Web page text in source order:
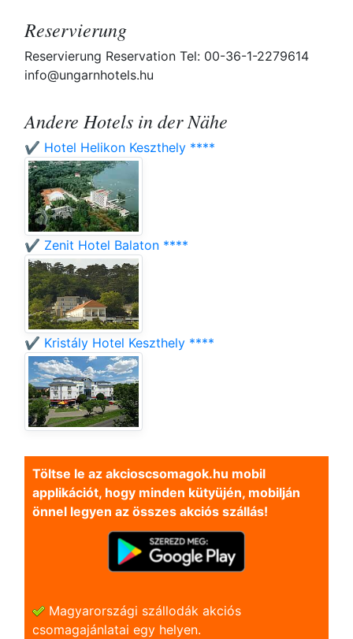
Reservierung
Reservierung Reservation Tel: 00-36-1-2279614
info@ungarnhotels.hu
Andere Hotels in der Nähe
✔️ Hotel Helikon Keszthely ****
✔️ Zenit Hotel Balaton ****
✔️ Kristály Hotel Keszthely ****
Töltse le az akcioscsomagok.hu mobil
applikációt, hogy minden kütyüjén, mobilján
önnel legyen az összes akciós szállás!
Magyarországi szállodák akciós
csomagajánlatai egy helyen.